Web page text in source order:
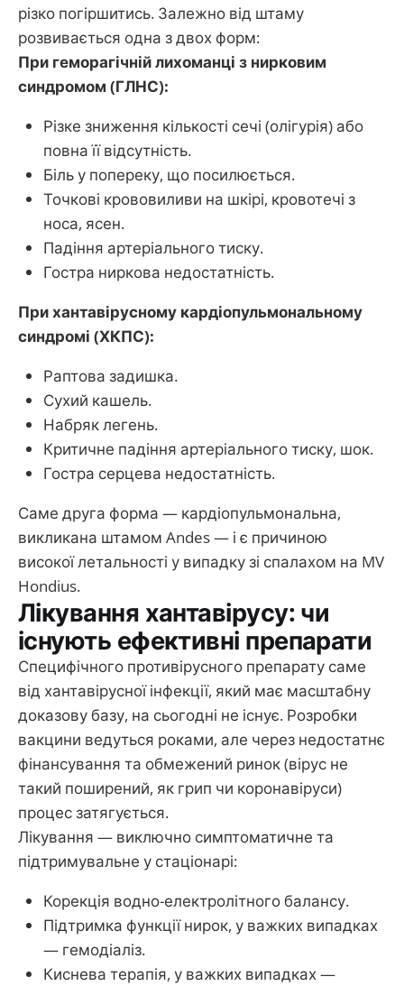
різко погіршитись. Залежно від штаму
розвивається одна з двох форм:
При геморагічній лихоманці з нирковим
синдромом (ГЛНС):
Різке зниження кількості сечі (олігурія) або
повна її відсутність.
Біль у попереку, що посилюється.
Точкові крововиливи на шкірі, кровотечі з
носа, ясен.
Падіння артеріального тиску.
Гостра ниркова недостатність.
При хантавірусному кардіопульмональному
синдромі (ХКПС):
Раптова задишка.
Сухий кашель.
Набряк легень.
Критичне падіння артеріального тиску, шок.
Гостра серцева недостатність.
Саме друга форма — кардіопульмональна,
викликана штамом Andes — і є причиною
високої летальності у випадку зі спалахом на MV
Hondius.
Лікування хантавірусу: чи
існують ефективні препарати
Специфічного противірусного препарату саме
від хантавірусної інфекції, який має масштабну
доказову базу, на сьогодні не існує. Розробки
вакцини ведуться роками, але через недостатнє
фінансування та обмежений ринок (вірус не
такий поширений, як грип чи коронавіруси)
процес затягується.
Лікування — виключно симптоматичне та
підтримувальне у стаціонарі:
Корекція водно-електролітного балансу.
Підтримка функції нирок, у важких випадках
— гемодіаліз.
Киснева терапія, у важких випадках —